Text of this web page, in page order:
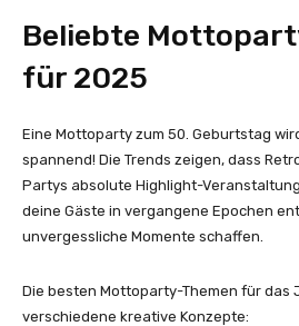
Beliebte
für 2025
Eine Mottoparty zum 50. Geburtstag
spannend! Die Trends zeigen, dass
Partys absolute Highlight-
deine Gäste in vergangene Epochen
unvergessliche Momente schaffen.
Die besten Mottoparty-Themen für das
verschiedene kreative Konzepte: